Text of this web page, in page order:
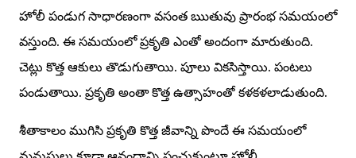
హోలీ పండుగ సాధారణంగా వసంత ఋతువు ప్రారంభ సమయంలో
వస్తుంది. ఈ సమయంలో ప్రకృతి ఎంతో అందంగా మారుతుంది.
చెట్లు కొత్త ఆకులు తొడుగుతాయి. పూలు వికసిస్తాయి. పంటలు
పండుతాయి. ప్రకృతి అంతా కొత్త ఉత్సాహంతో కళకళలాడుతుంది.
శీతాకాలం ముగిసి ప్రకృతి కొత్త జీవాన్ని పొందే ఈ సమయంలో